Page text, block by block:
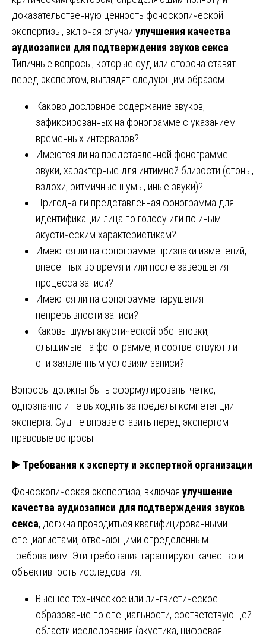
доказательственную ценность фоноскопической
экспертизы, включая случаи улучшения качества
аудиозаписи для подтверждения звуков секса
Типичные вопросы, которые суд или сторона ставят
перед экспертом, выглядят следующим образом.
Каково дословное содержание звуков,
зафиксированных на фонограмме с указанием
временных интервалов?
Имеются ли на представленной фонограмме
звуки, характерные для интимной близости (стоны,
вздохи, ритмичные шумы, иные звуки)?
Пригодна ли представленная фонограмма для
идентификации лица по голосу или по иным
акустическим характеристикам?
Имеются ли на фонограмме признаки изменений,
внесённых во время и или после завершения
процесса записи?
Имеются ли на фонограмме нарушения
непрерывности записи?
Каковы шумы акустической обстановки,
слышимые на фонограмме, и соответствуют ли
они заявленным условиям записи?
Вопросы должны быть сформулированы чётко,
однозначно и не выходить за пределы компетенции
эксперта. Суд не вправе ставить перед экспертом
правовые вопросы.
▶️ Требования к эксперту и экспертной организации
Фоноскопическая экспертиза, включая улучшение
качества аудиозаписи для подтверждения звуков
секса, должна проводиться квалифицированными
специалистами, отвечающими определённым
требованиям. Эти требования гарантируют качество и
объективность исследования.
Высшее техническое или лингвистическое
образование по специальности, соответствующей
области исследования (акустика, цифровая